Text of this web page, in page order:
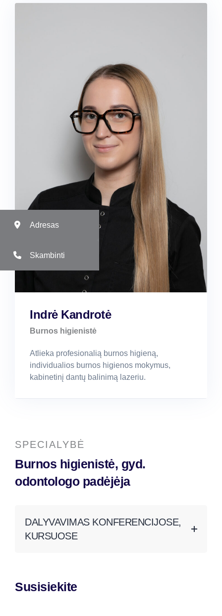
Indrė Kandrotė
Burnos higienistė
Atlieka profesionalią burnos higieną,
individualios burnos higienos mokymus,
kabinetinį dantų balinimą lazeriu.
SPECIALYBĖ
Burnos higienistė, gyd.
odontologo padėjėja
DALYVAVIMAS KONFERENCIJOSE,
KURSUOSE
Susisiekite
Adresas
Skambinti